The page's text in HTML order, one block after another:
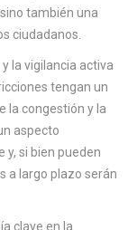
también una
ciudadanos.
la vigilancia activa
tengan un
la congestión y la
aspecto
si bien pueden
a largo plazo serán
clave en la